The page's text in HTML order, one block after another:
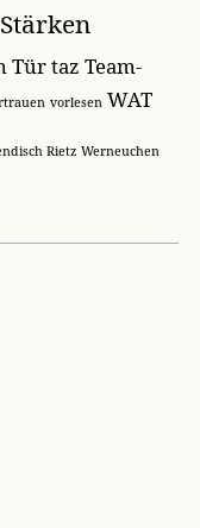
Stärken
Türtaz Team-
vorlesen WAT
Rietz Werneuchen